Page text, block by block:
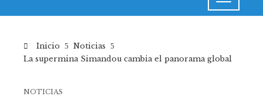
Inicio
Noticias
La supermina Simandou cambia el panorama global
NOTICIAS